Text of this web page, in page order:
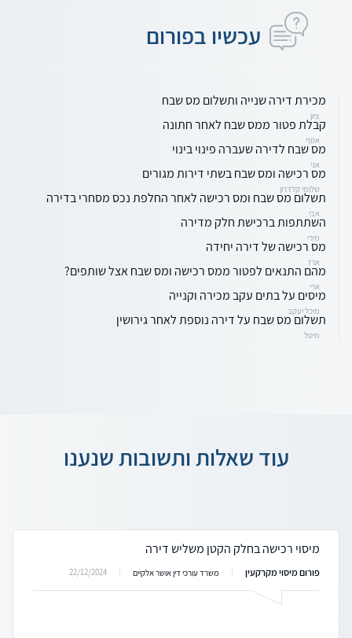
עכשיו בפורום
מכירת דירה שנייה ותשלום מס שבח
ציון
קבלת פטור ממס שבח לאחר חתונה
אסף
מס שבח לדירה שעברה פינוי בינוי
אני
מס רכישה ומס שבח בשתי דירות מגורים
שלומי קלדרון
תשלום מס שבח ומס רכישה לאחר החלפת נכס מסחרי בדירה
אבי
השתתפות ברכישת חלק מדירה
מירי
מס רכישה של דירה יחידה
ארז
מהם התנאים לפטור ממס רכישה ומס שבח אצל שותפים?
ארי
מיסים על בתים עקב מכירה וקנייה
מיכל יעקב
תשלום מס שבח על דירה נוספת לאחר גירושין
מיטל
עוד שאלות ותשובות שנענו
מיסוי רכישה בחלק הקטן משליש דירה
פורום מיסוי מקרקעין משרד עורכי דין אושר אלקיים 22/12/2024